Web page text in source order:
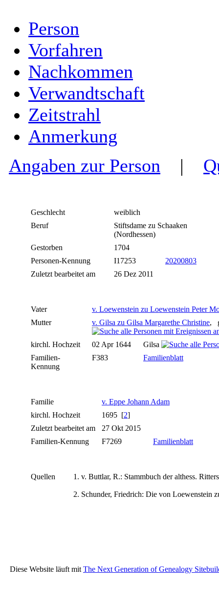
Person
Vorfahren
Nachkommen
Verwandtschaft
Zeitstrahl
Anmerkung
Angaben zur Person |
Geschlecht
weiblich
Beruf
Stiftsdame zu Schaaken
(Nordhessen)
Gestorben
1704
Personen-Kennung
I17253
20200803
Zuletzt bearbeitet am
26 Dez 2011
Vater
v. Loewenstein zu Loewenstein Peter
Mutter
v. Gilsa zu Gilsa Margarethe Christine,
kirchl. Hochzeit 02 Apr 1644
Gilsa
Familien-
Kennung
F383 Familienblatt
Familie
v. Eppe Johann Adam
kirchl. Hochzeit
1695 [2]
Zuletzt bearbeitet am
27 Okt 2015
Familien-Kennung
F7269 Familienblatt
Quellen v. Buttlar, R.: Stammbuch der althess.
Schunder, Friedrich: Die von Loewenstein
Diese Website läuft mit The Next Generation of Genealogy